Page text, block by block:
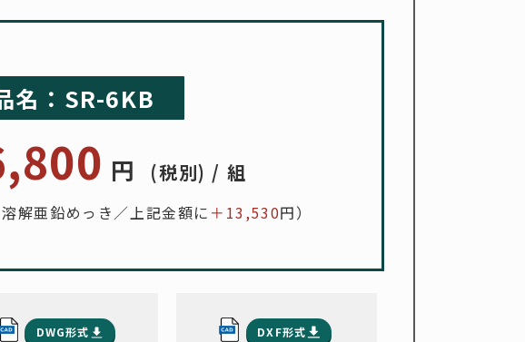
名：SR-6KB
円 (税別) / 組
解亜鉛めっき／上記金額に ＋13,530円）
DWG形式 DXF形式